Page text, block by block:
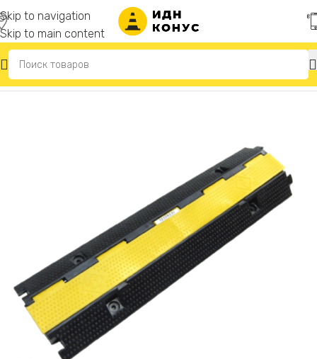
Skip to navigation
Skip to main content
Главная Кабельный трап (кабельный мост, кабель-канал)